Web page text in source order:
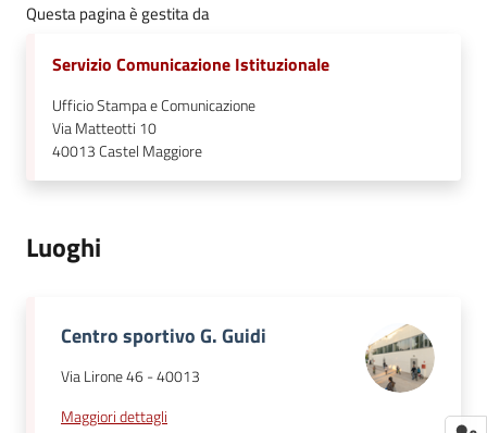
Questa pagina è gestita da
Servizio Comunicazione Istituzionale
Ufficio Stampa e Comunicazione
Via Matteotti 10
40013Castel Maggiore
Luoghi
Centro sportivo G. Guidi
Via Lirone 46-40013
Maggiori dettagli